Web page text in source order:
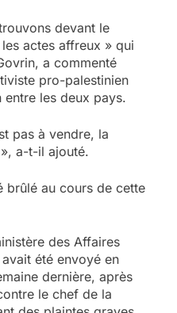
devant le
actes affreux » qui
a commenté
pro-palestinien
les deux pays.
pas à vendre, la
a-t-il ajouté.
brûlé au cours de cette
des Affaires
été envoyé en
dernière, après
le chef de la